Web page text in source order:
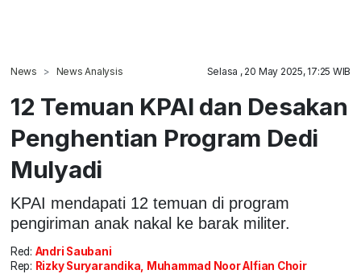
News News Analysis Selasa , 20 May 2025, 17:25 WIB
12 Temuan KPAI dan Desakan
Penghentian Program Dedi
Mulyadi
KPAI mendapati 12 temuan di program
pengiriman anak nakal ke barak militer.
Red: Andri Saubani
Rep: Rizky Suryarandika, Muhammad Noor Alfian Choir